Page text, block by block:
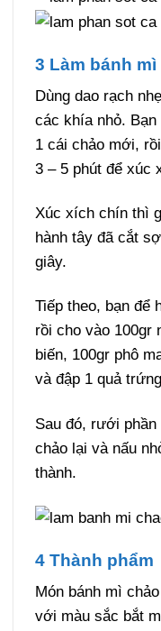
3 Làm bánh mì
Dùng dao rạch
các khía nhỏ. Bạn
1 cái chảo mới,
3 – 5 phút để xúc
Xúc xích chín thì
hành tây đã cắt
giây.
Tiếp theo, bạn để
rồi cho vào 100gr
biến, 100gr phô
và đập 1 quả
Sau đó, rưới
chảo lại và nấu
thành.
4 Thành phẩm
Món bánh mì
với màu sắc bắt